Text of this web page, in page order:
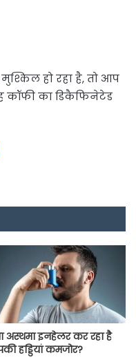
हो रहा है, तो आप
कॉफी का डिकैफिनेटेड
अस्थमा इनहेलर कर रहा है
हड्डियां कमजोर?